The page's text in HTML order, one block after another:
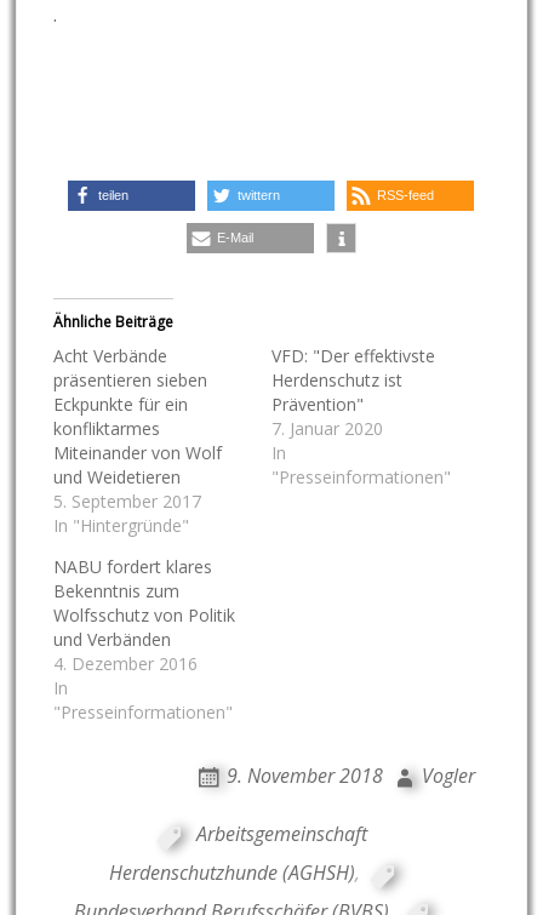
.
teilen twittern RSS-feed
E-Mail
Ähnliche Beiträge
Acht Verbände
präsentieren sieben
Eckpunkte für ein
konfliktarmes
Miteinander von Wolf
und Weidetieren
5. September 2017
In "Hintergründe"
VFD: "Der effektivste
Herdenschutz ist
Prävention"
7. Januar 2020
In
"Presseinformationen"
NABU fordert klares
Bekenntnis zum
Wolfsschutz von Politik
und Verbänden
4. Dezember 2016
In
"Presseinformationen"
9. November 2018 Vogler
Arbeitsgemeinschaft
Herdenschutzhunde (AGHSH),